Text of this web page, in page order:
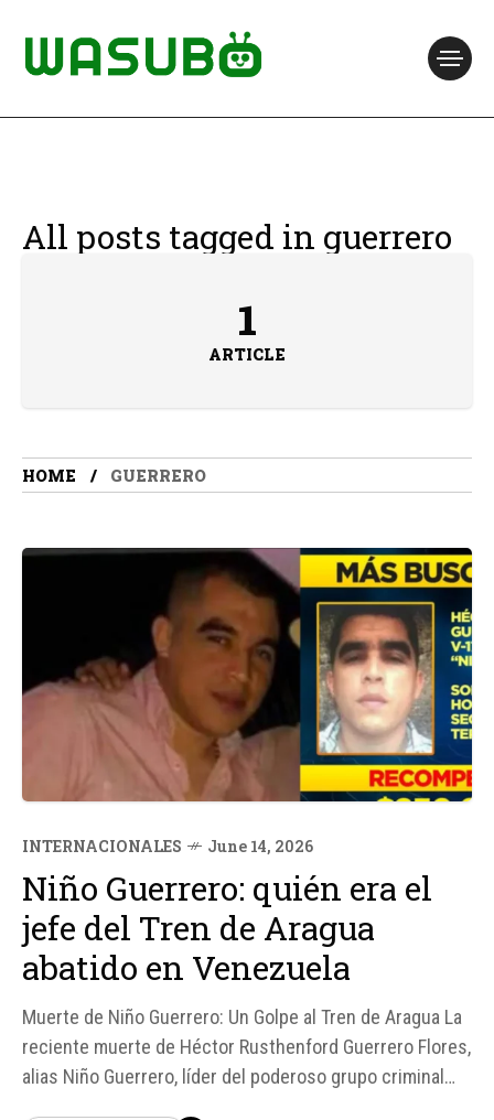
All posts tagged in guerrero
1
ARTICLE
HOME GUERRERO
INTERNACIONALES June 14, 2026
Niño Guerrero: quién era el
jefe del Tren de Aragua
abatido en Venezuela
Muerte de Niño Guerrero: Un Golpe al Tren de Aragua La
reciente muerte de Héctor Rusthenford Guerrero Flores,
alias Niño Guerrero, líder del poderoso grupo criminal